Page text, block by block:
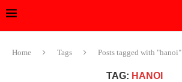
Home Tags Posts tagged with "hanoi"
TAG: HANOI